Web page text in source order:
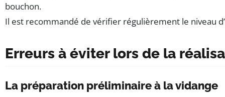
bouchon.
Il est recommandé de vérifier régulièrement le niveau
Erreurs à éviter lors de la
La préparation préliminaire à la vidange